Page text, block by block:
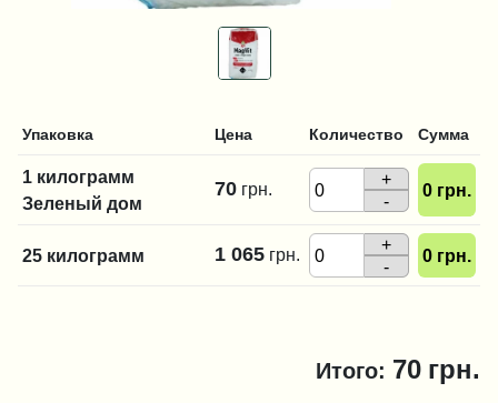
Упаковка Цена Количество Сумма
1 килограмм
Зеленый дом
70 грн.
+
-
0 грн.
25 килограмм 1 065 грн.
+
-
0 грн.
Итого: 70 грн.